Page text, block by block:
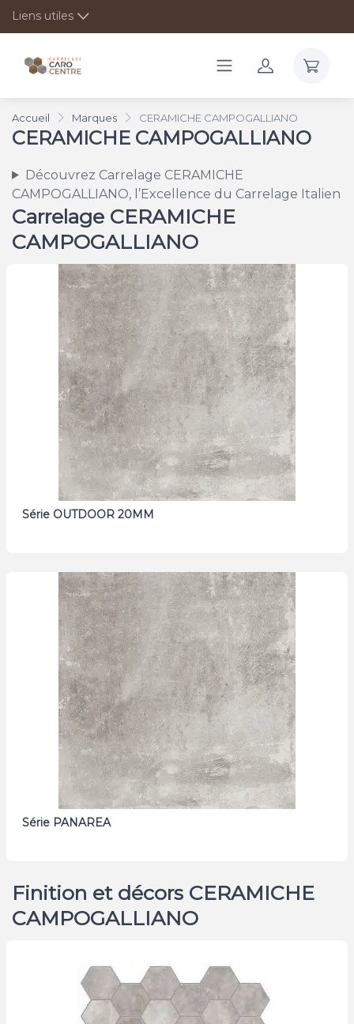
Liens utiles
Accueil Marques CERAMICHE CAMPOGALLIANO
CERAMICHE CAMPOGALLIANO
Découvrez Carrelage CERAMICHE
CAMPOGALLIANO, l’Excellence du Carrelage Italien
Carrelage CERAMICHE
CAMPOGALLIANO
Série OUTDOOR 20MM
Série PANAREA
Finition et décors CERAMICHE
CAMPOGALLIANO